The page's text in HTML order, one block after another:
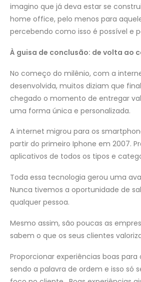
imagino que já deva estar se
home office, pelo menos para
percebendo como isso é possível e
À guisa de conclusão: de volta ao
No começo do milênio, com a
desenvolvida, muitos diziam que
chegado o momento de entregar
uma forma única e personalizada.
A internet migrou para os
partir do primeiro Iphone em 2007.
aplicativos de todos os tipos e
Toda essa tecnologia gerou uma
Nunca tivemos a oportunidade de
qualquer pessoa.
Mesmo assim, são poucas as
sabem o que os seus clientes
Proporcionar experiências boas
sendo a palavra de ordem e isso só